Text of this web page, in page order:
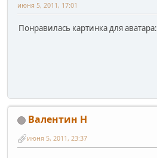
июня 5, 2011, 17:01
Понравилась картинка для аватара:
Валентин Н
июня 5, 2011, 23:37